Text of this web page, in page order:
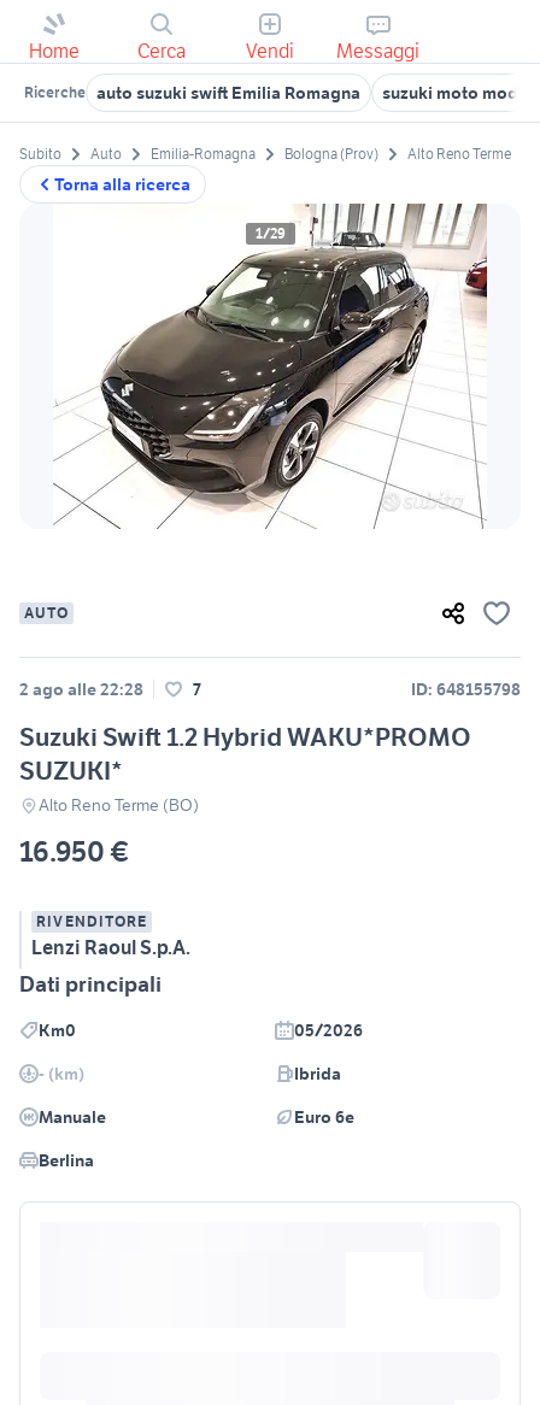
Home Cerca Vendi Messaggi
Ricerche auto suzuki swift Emilia Romagna suzuki moto
Torna alla ricerca
Subito Auto Emilia-Romagna Bologna (Prov) Alto Reno Terme
1/29
AUTO
2 ago alle 22:28 7 ID: 648155798
Suzuki Swift 1.2 Hybrid WAKU*PROMO
SUZUKI*
Alto Reno Terme (BO)
16.950 €
RIVENDITORE
Lenzi Raoul S.p.A.
Dati principali
Km0
05/2026
- (km)
Ibrida
Manuale
Euro 6e
Berlina